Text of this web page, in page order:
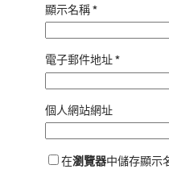
顯示名稱*
電子郵件地址*
個人網站網址
在瀏覽器中儲存顯示